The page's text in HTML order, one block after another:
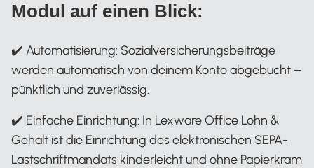
Modul auf einen Blick:
✔️ Automatisierung: Sozialversicherungsbeiträge
werden automatisch von deinem Konto abgebucht –
pünktlich und zuverlässig.
✔️ Einfache Einrichtung: In Lexware Office Lohn &
Gehalt ist die Einrichtung des elektronischen SEPA-
Lastschriftmandats kinderleicht und ohne Papierkram